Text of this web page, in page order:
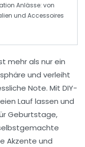
Anlässe: von
und Accessoires
mehr als nur ein
und verleiht
Note. Mit DIY-
Lauf lassen und
Geburtstage,
Akzente und